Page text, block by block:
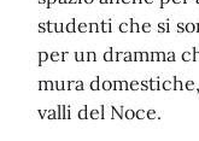
studenti che si
per un dramma
mura
valli del Noce.